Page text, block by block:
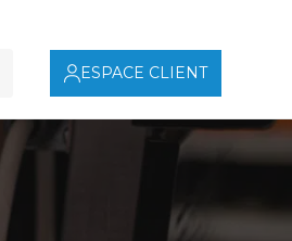
ESPACE CLIENT